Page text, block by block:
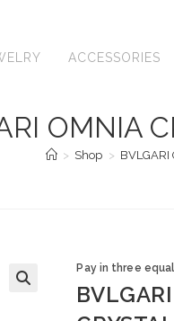
ACCESSORIES
OMNIA
> Shop > BVLGARI
Pay in three